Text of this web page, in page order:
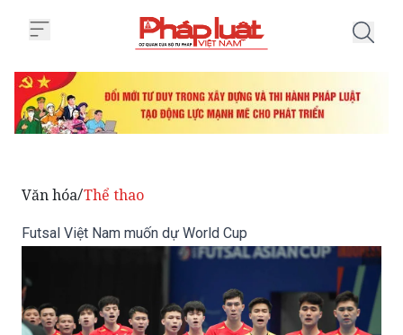
Văn hóa/Thể thao
Futsal Việt Nam muốn dự World Cup